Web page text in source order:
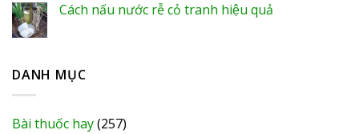
Cách nấu nước rễ cỏ tranh hiệu quả
DANH MỤC
Bài thuốc hay(257)